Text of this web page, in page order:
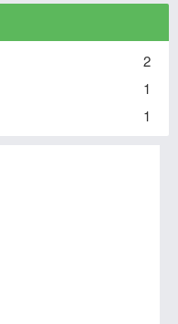
2
1
1